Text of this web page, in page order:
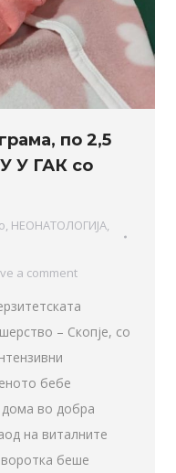
по 2,5
У ГАК со
, НЕОНАТОЛОГИЈА,
a comment
– Скопје, со
бебе
дома во добра
на виталните
беше